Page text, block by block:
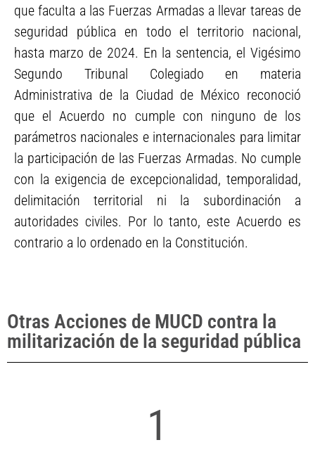
que faculta a las Fuerzas Armadas a llevar tareas de
seguridad pública en todo el territorio nacional,
hasta marzo de 2024. En la sentencia, el Vigésimo
Segundo Tribunal Colegiado en materia
Administrativa de la Ciudad de México reconoció
que el Acuerdo no cumple con ninguno de los
parámetros nacionales e internacionales para limitar
la participación de las Fuerzas Armadas. No cumple
con la exigencia de excepcionalidad, temporalidad,
delimitación territorial ni la subordinación a
autoridades civiles. Por lo tanto, este Acuerdo es
contrario a lo ordenado en la Constitución.
Otras Acciones de MUCD contra la
militarización de la seguridad pública
1